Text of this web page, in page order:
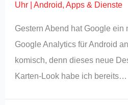
Uhr |Android,Apps & Dienste
Gestern Abend hat Google ein
Google Analytics für Android
komisch, denn dieses neue
Karten-Look habe ich bereits…